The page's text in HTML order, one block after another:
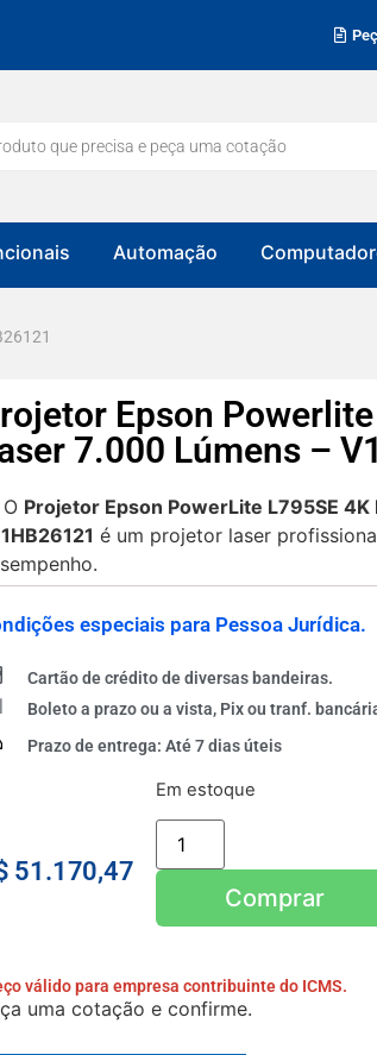
Automação
Epson
7.000 Lúmens –
O Projetor Epson PowerLite L795SE
é um projetor laser
especiais para Pessoa Jurídica.
Cartão de crédito de diversas bandeiras.
Boleto a prazo ou a vista, Pix ou tranf.
Prazo de entrega: Até 7 dias úteis
51.170,47
Em estoque
Adicionar ao carrinho
válido para empresa contribuinte do ICMS.
uma cotação e confirme.